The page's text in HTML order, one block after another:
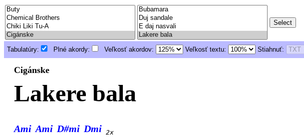
Tabulatúry: Plné akordy: Veľkosť akordov: Veľkosť textu: Stiahnuť:
Cigánske
Lakere bala
Ami Ami D#mi Dmi 2x